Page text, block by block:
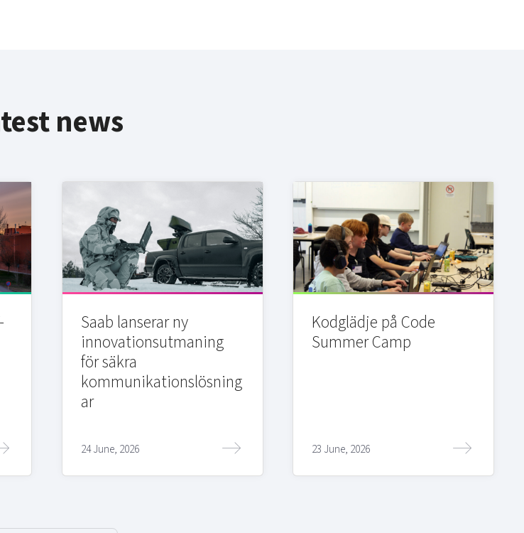
news
Saab lanserar ny
innovationsutmaning
för säkra
kommunikationslösning
ar
24 June, 2026
Kodglädje på Code
Summer Camp
23 June, 2026